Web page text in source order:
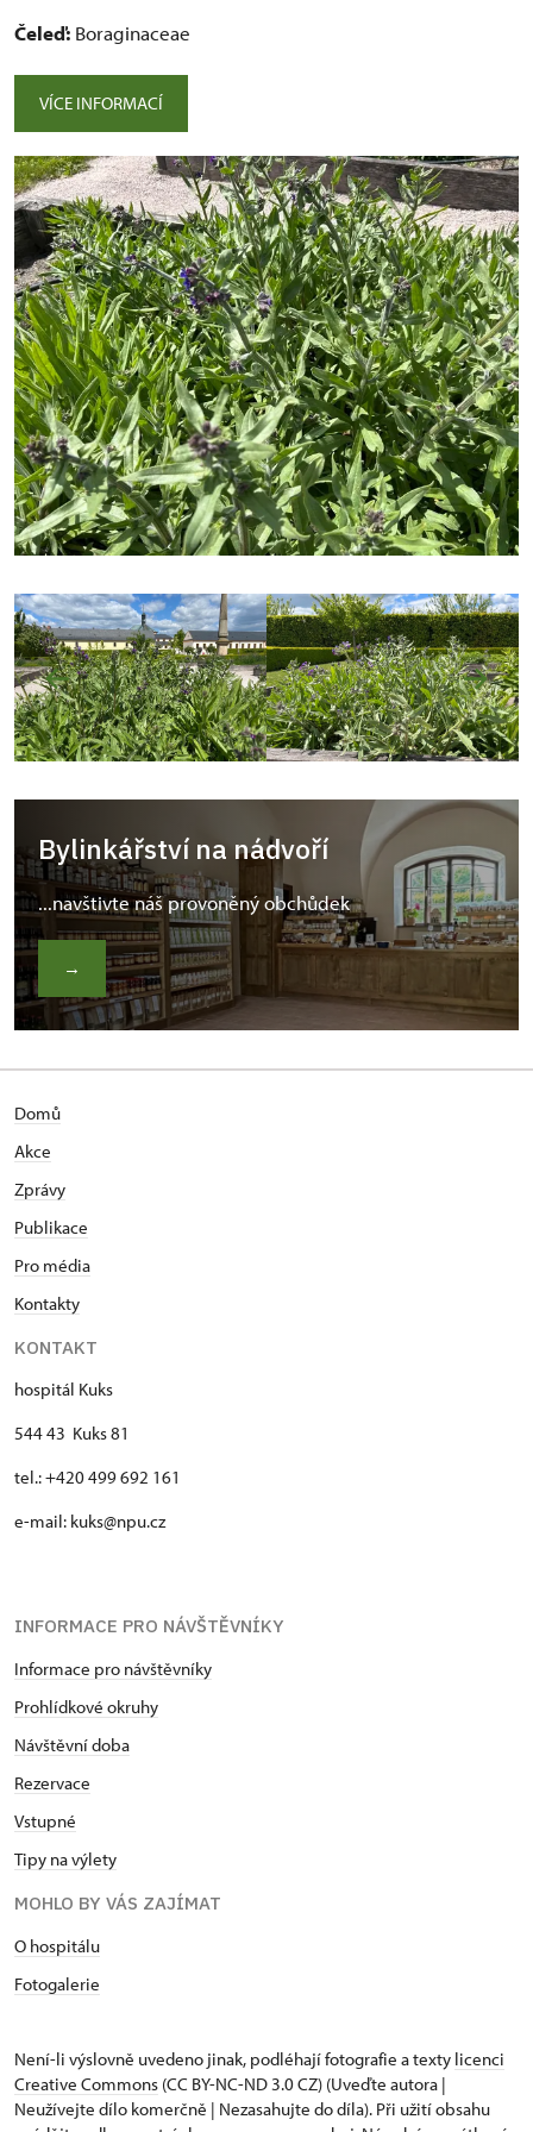
Čeleď: Boraginaceae
VÍCE INFORMACÍ
Bylinkářství na nádvoří
...navštivte náš provoněný obchůdek
→
Domů
Akce
Zprávy
Publikace
Pro média
Kontakty
KONTAKT
hospitál Kuks
544 43 Kuks 81
tel.: +420 499 692 161
e-mail: kuks@npu.cz
INFORMACE PRO NÁVŠTĚVNÍKY
Informace pro návštěvníky
Prohlídkové okruhy
Návštěvní doba
Rezervace
Vstupné
Tipy na výlety
MOHLO BY VÁS ZAJÍMAT
O hospitálu
Fotogalerie
Není-li výslovně uvedeno jinak, podléhají fotografie a texty licenci
Creative Commons (CC BY-NC-ND 3.0 CZ) (Uveďte autora |
Neužívejte dílo komerčně | Nezasahujte do díla). Při užití obsahu